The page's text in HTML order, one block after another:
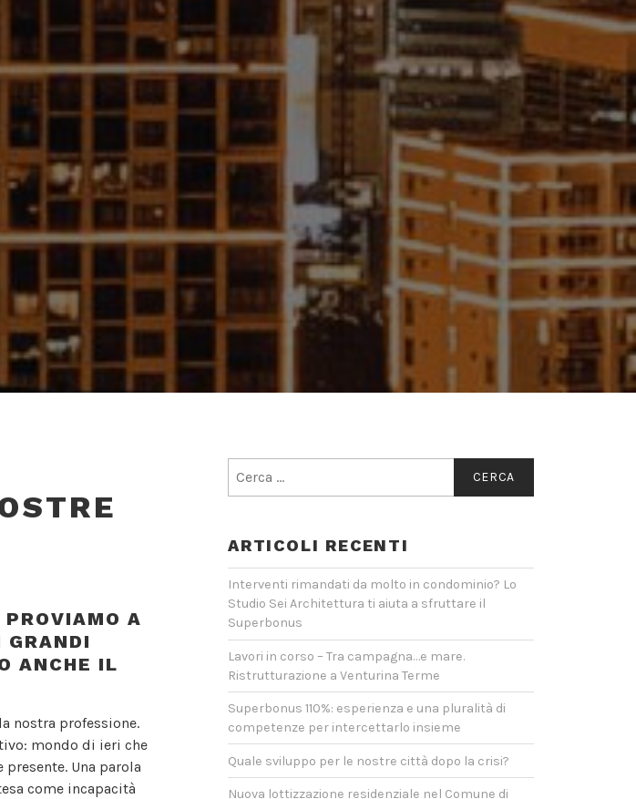
PROVIAMO A
ANCHE IL
nostra professione.
mondo di ieri che
Una parola
come incapacità
per:
ARTICOLI RECENTI
Interventi rimandati da molto in condominio? Lo
Studio Sei Architettura ti aiuta a sfruttare il
Superbonus
Lavori in corso – Tra campagna…e mare.
Ristrutturazione a Venturina Terme
Superbonus 110%: esperienza e una pluralità di
competenze per intercettarlo insieme
Quale sviluppo per le nostre città dopo la crisi?
Nuova lottizzazione residenziale nel Comune di